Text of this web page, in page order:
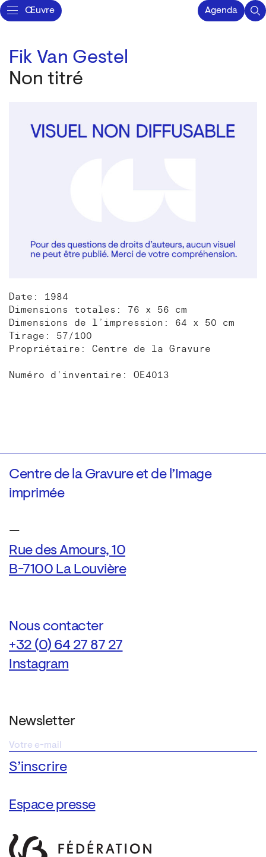
Œuvre Agenda
Fik Van Gestel
Non titré
Date: 1984
Dimensions totales: 76 x 56 cm
Dimensions de l’impression: 64 x 50 cm
Tirage: 57/100
Propriétaire: Centre de la Gravure
Numéro d'inventaire: OE4013
Centre de la Gravure et de l’Image
imprimée
—
Rue des Amours, 10
B-7100 La Louvière
Nous contacter
+32 (0) 64 27 87 27
Instagram
Newsletter
Espace presse